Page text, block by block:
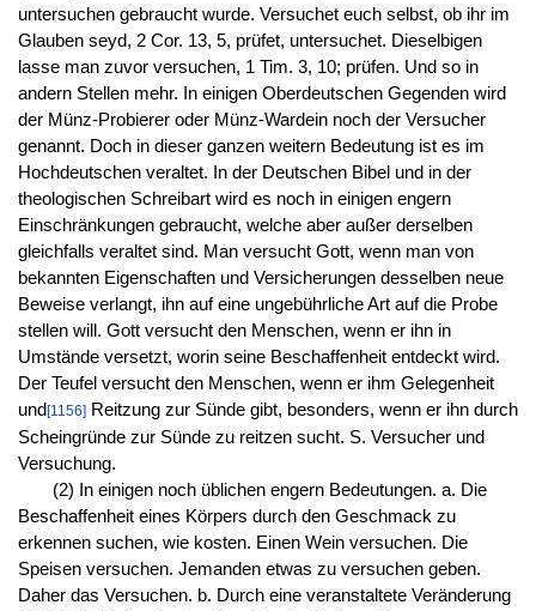
untersuchen gebraucht wurde. Versuchet euch selbst, ob ihr im
Glauben seyd, 2 Cor. 13, 5, prüfet, untersuchet. Dieselbigen
lasse man zuvor versuchen, 1 Tim. 3, 10; prüfen. Und so in
andern Stellen mehr. In einigen Oberdeutschen Gegenden wird
der Münz-Probierer oder Münz-Wardein noch der Versucher
genannt. Doch in dieser ganzen weitern Bedeutung ist es im
Hochdeutschen veraltet. In der Deutschen Bibel und in der
theologischen Schreibart wird es noch in einigen engern
Einschränkungen gebraucht, welche aber außer derselben
gleichfalls veraltet sind. Man versucht Gott, wenn man von
bekannten Eigenschaften und Versicherungen desselben neue
Beweise verlangt, ihn auf eine ungebührliche Art auf die Probe
stellen will. Gott versucht den Menschen, wenn er ihn in
Umstände versetzt, worin seine Beschaffenheit entdeckt wird.
Der Teufel versucht den Menschen, wenn er ihm Gelegenheit
und [1156]Reitzung zur Sünde gibt, besonders, wenn er ihn durch
Scheingründe zur Sünde zu reitzen sucht. S. Versucher und
Versuchung.
(2) In einigen noch üblichen engern Bedeutungen. a. Die
Beschaffenheit eines Körpers durch den Geschmack zu
erkennen suchen, wie kosten. Einen Wein versuchen. Die
Speisen versuchen. Jemanden etwas zu versuchen geben.
Daher das Versuchen. b. Durch eine veranstaltete Veränderung